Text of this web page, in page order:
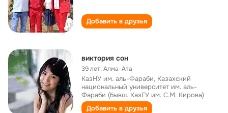
Добавить в друзья
виктория сон
39 лет,Алма-Ата
КазНУ им. аль-Фараби, Казахский
национальный университет им. аль-
Фараби (бывш. КазГУ им. С.М. Кирова)
Добавить в друзья